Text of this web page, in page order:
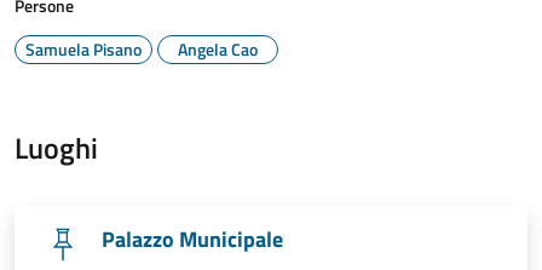
Samuela Pisano
Angela Cao
Luoghi
Palazzo Municipale